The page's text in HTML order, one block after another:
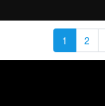
1 2